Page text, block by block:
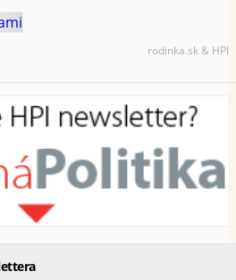
rodinka.sk & HPI